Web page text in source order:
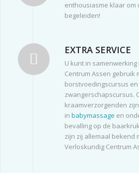
enthousiasme klaar om
begeleiden!
EXTRA SERVICE
U kunt in
Centrum Assen gebruik
borstvoedingscursus en
zwangerschapscursus.
kraamverzorgenden
in babymassage en
bevalling op de
zijn zij allemaal bekend
Verloskundig Centrum